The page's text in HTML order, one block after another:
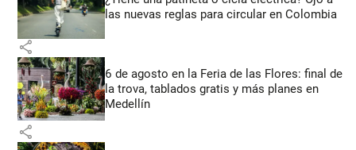
las nuevas reglas para circular en Colombia
share
6 de agosto en la Feria de las Flores: final de
la trova, tablados gratis y más planes en
Medellín
share